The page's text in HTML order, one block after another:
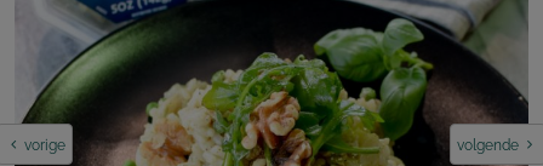
vorige volgende